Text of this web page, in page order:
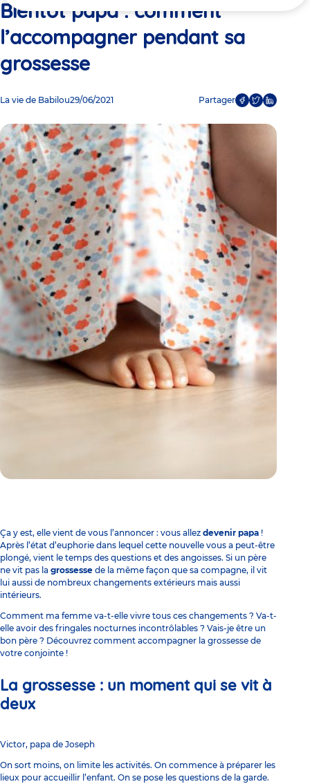
ici
Bientôt papa : comment
l’accompagner pendant sa
grossesse
La vie de Babilou29/06/2021 Partager
Ça y est, elle vient de vous l’annoncer : vous allez devenir papa !
Après l’état d’euphorie dans lequel cette nouvelle vous a peut-être
plongé, vient le temps des questions et des angoisses. Si un père
ne vit pas la grossesse de la même façon que sa compagne, il vit
lui aussi de nombreux changements extérieurs mais aussi
intérieurs.
Comment ma femme va-t-elle vivre tous ces changements ? Va-t-
elle avoir des fringales nocturnes incontrôlables ? Vais-je être un
bon père ? Découvrez comment accompagner la grossesse de
votre conjointe !
La grossesse : un moment qui se vit à
deux
Victor, papa de Joseph
On sort moins, on limite les activités. On commence à préparer les
lieux pour accueillir l’enfant. On se pose les questions de la garde.